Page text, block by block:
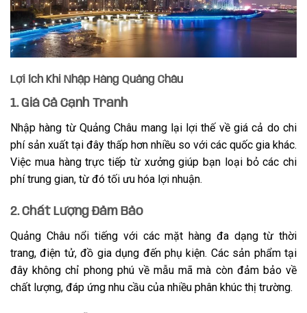
Lợi Ích Khi Nhập Hàng Quảng Châu
1. Giá Cả Cạnh Tranh
Nhập hàng từ Quảng Châu mang lại lợi thế về giá cả do chi
phí sản xuất tại đây thấp hơn nhiều so với các quốc gia khác.
Việc mua hàng trực tiếp từ xưởng giúp bạn loại bỏ các chi
phí trung gian, từ đó tối ưu hóa lợi nhuận.
2. Chất Lượng Đảm Bảo
Quảng Châu nổi tiếng với các mặt hàng đa dạng từ thời
trang, điện tử, đồ gia dụng đến phụ kiện. Các sản phẩm tại
đây không chỉ phong phú về mẫu mã mà còn đảm bảo về
chất lượng, đáp ứng nhu cầu của nhiều phân khúc thị trường.